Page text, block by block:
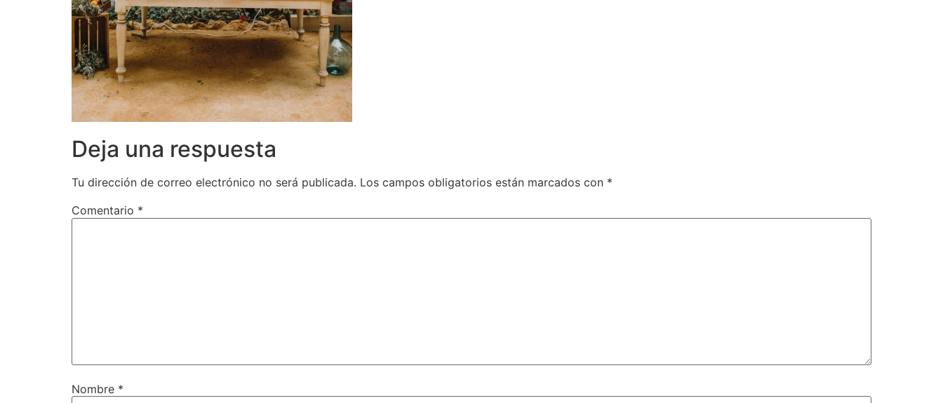
Deja una respuesta
Tu dirección de correo electrónico no será publicada. Los campos obligatorios están marcados con *
Comentario *
Nombre *